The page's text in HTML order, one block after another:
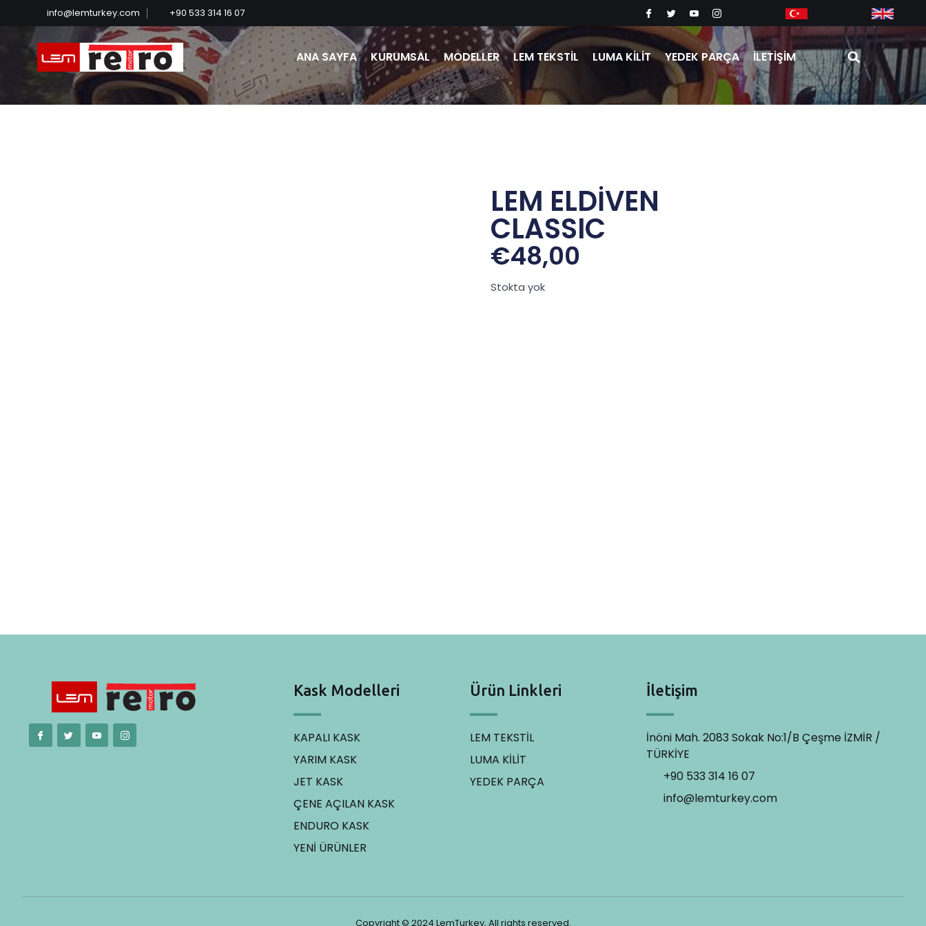
info@lemturkey.com +90 533 314 16 07
ANA SAYFA KURUMSAL MODELLER LEM TEKSTİL LUMA KİLİT YEDEK PARÇA İLETİŞİM
LEM ELDİVEN
CLASSIC
€48,00
Stokta yok
Kask Modelleri
KAPALI KASK
YARIM KASK
JET KASK
ÇENE AÇILAN KASK
ENDURO KASK
YENİ ÜRÜNLER
Ürün Linkleri
LEM TEKSTİL
LUMA KİLİT
YEDEK PARÇA
İletişim
İnöni Mah. 2083 Sokak No:1/B Çeşme İZMİR /
TÜRKİYE
+90 533 314 16 07
info@lemturkey.com
Copyright © 2024 LemTurkey, All rights reserved.